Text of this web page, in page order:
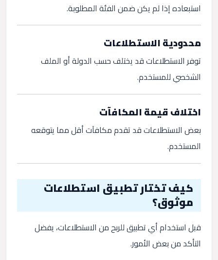
استبعاده إذا لم يكن ضمن الفئة المطلوبة.
محدودية الاستطلاعات
توفر الاستطلاعات قد يختلف حسب الدولة أو الملف
الشخصي للمستخدم.
اختلاف قيمة المكافآت
بعض الاستطلاعات قد تقدم مكافآت أقل مما يتوقعه
المستخدم.
كيف تختار تطبيق استطلاعات
موثوق؟
قبل استخدام أي تطبيق للربح من الاستطلاعات، يفضل
التأكد من بعض الأمور.